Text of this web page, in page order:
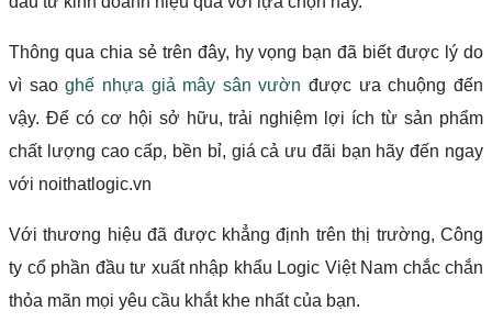
Thông qua chia sẻ trên đây, hy vọng bạn đã biết được lý do
vì saoghế nhựa giả mây sân vườn được ưa chuộng đến
vậy. Để có cơ hội sở hữu, trải nghiệm lợi ích từ sản phẩm
chất lượng cao cấp, bền bỉ, giá cả ưu đãi bạn hãy đến ngay
với noithatlogic.vn
Với thương hiệu đã được khẳng định trên thị trường, Công
ty cổ phần đầu tư xuất nhập khẩu Logic Việt Nam chắc chắn
thỏa mãn mọi yêu cầu khắt khe nhất của bạn.